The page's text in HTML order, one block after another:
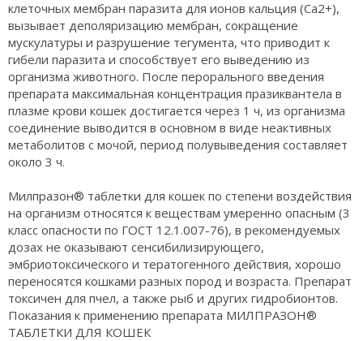
клеточных мембран паразита для ионов кальция (Са2+),
вызывает деполяризацию мембран, сокращение
мускулатуры и разрушение тегумента, что приводит к
гибели паразита и способствует его выведению из
организма животного. После перорального введения
препарата максимальная концентрация празиквантела в
плазме крови кошек достигается через 1 ч, из организма
соединение выводится в основном в виде неактивных
метаболитов с мочой, период полувыведения составляет
около 3 ч.
Милпразон® таблетки для кошек по степени воздействия
на организм относятся к веществам умеренно опасным (3
класс опасности по ГОСТ 12.1.007-76), в рекомендуемых
дозах не оказывают сенсибилизирующего,
эмбриотоксического и тератогенного действия, хорошо
переносятся кошками разных пород и возраста. Препарат
токсичен для пчел, а также рыб и других гидробионтов.
Показания к применению препарата МИЛПРАЗОН®
ТАБЛЕТКИ ДЛЯ КОШЕК